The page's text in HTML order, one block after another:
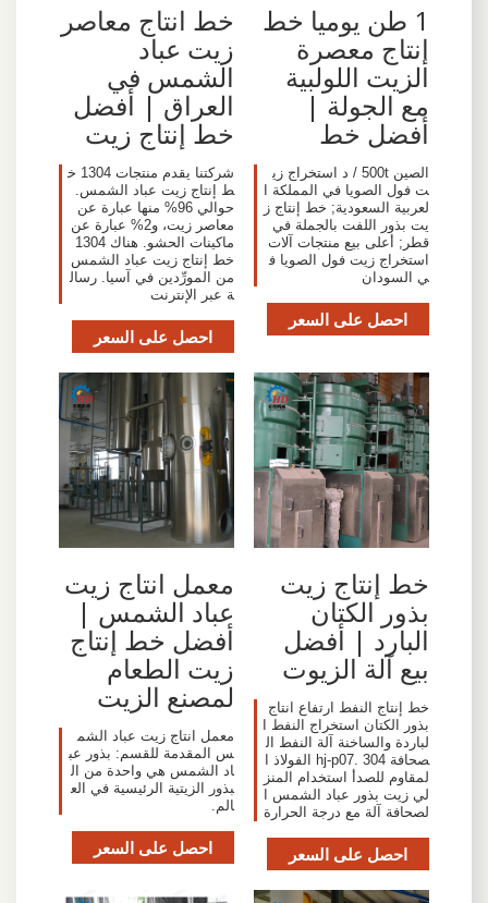
1 طن يوميا خط
إنتاج معصرة
الزيت اللولبية
مع الجولة |
أفضل خط
الصين 500t / د استخراج زي
ت فول الصويا في المملكة ا
لعربية السعودية; خط إنتاج ز
يت بذور اللفت بالجملة في
قطر; أعلى بيع منتجات آلات
استخراج زيت فول الصويا ف
ي السودان
احصل على السعر
خط انتاج معاصر
زيت عباد
الشمس في
العراق | أفضل
خط إنتاج زيت
شركتنا يقدم منتجات 1304 خ
ط إنتاج زيت عباد الشمس.
حوالي 96% منها عبارة عن
معاصر زيت، و2% عبارة عن
ماكينات الحشو. هناك 1304
خط إنتاج زيت عباد الشمس
من المورِّدين في آسيا. رسال
ة عبر الإنترنت
احصل على السعر
خط إنتاج زيت
بذور الكتان
البارد | أفضل
بيع آلة الزيوت
خط إنتاج النفط ارتفاع انتاج
بذور الكتان استخراج النفط ا
لباردة والساخنة آلة النفط ال
صحافة hj-p07. 304 الفولاذ ا
لمقاوم للصدأ استخدام المنز
لي زيت بذور عباد الشمس ا
لصحافة آلة مع درجة الحرارة
احصل على السعر
معمل انتاج زيت
عباد الشمس |
أفضل خط إنتاج
زيت الطعام
لمصنع الزيت
معمل انتاج زيت عباد الشم
س المقدمة للقسم: بذور عب
اد الشمس هي واحدة من ال
بذور الزيتية الرئيسية في الع
الم.
احصل على السعر